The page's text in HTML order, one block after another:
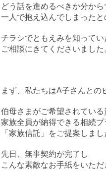
どう話を進めるべきか分から
一人で抱え込んでしまったと
チラシでともえみを知ってい
ご相談にきてくださいました
まず、私たちはA子さんとの
伯母さまがご希望されてい
家族全員が納得できる相続プ
「家族信託」をご提案しまし
先日、無事契約が完了し
こんな素敵なお手紙をいただ